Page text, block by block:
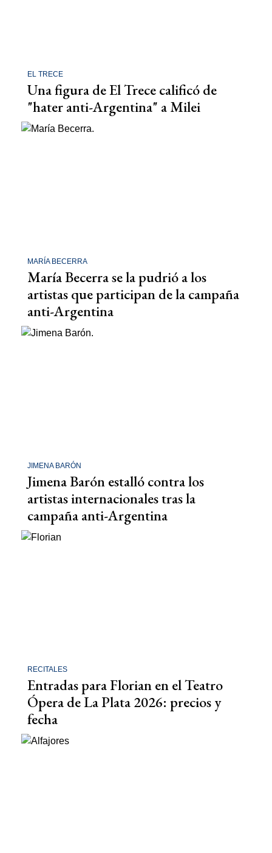
EL TRECE
Una figura de El Trece calificó de
"hater anti-Argentina" a Milei
MARÍA BECERRA
María Becerra se la pudrió a los
artistas que participan de la campaña
anti-Argentina
JIMENA BARÓN
Jimena Barón estalló contra los
artistas internacionales tras la
campaña anti-Argentina
RECITALES
Entradas para Florian en el Teatro
Ópera de La Plata 2026: precios y
fecha